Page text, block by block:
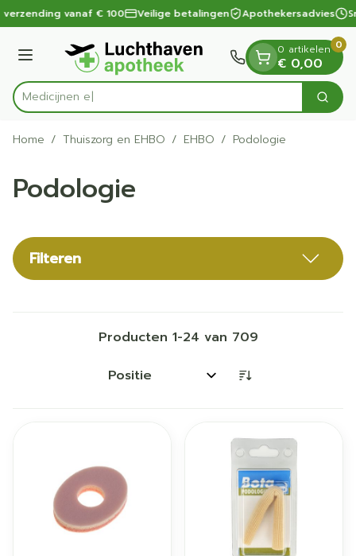
Ga naar de inhoud
1 van 1vanaf € 100 Veilige betalingen Apothekersadvies
Menu
Product, merk, categorie... Zoek
0 artikelen
€ 0,00
0
Home / Thuiszorg en EHBO / EHBO / Podologie
Podologie
Filteren
Producten 1-24 van 709
Sorteer op: